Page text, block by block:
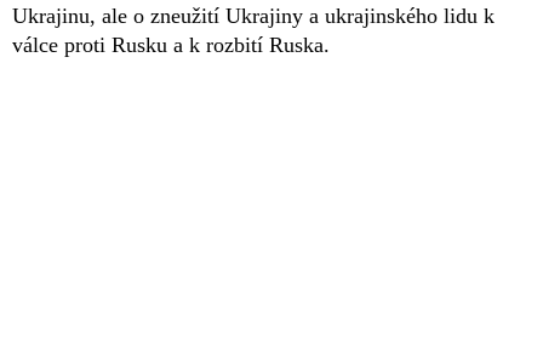
Ukrajinu, ale o zneužití Ukrajiny a ukrajinského lidu k
válce proti Rusku a k rozbití Ruska.